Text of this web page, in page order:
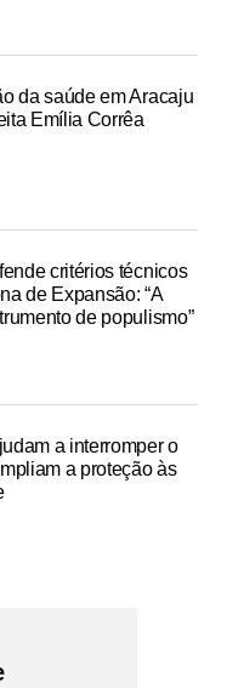
da saúde em Aracaju
Emília Corrêa
critérios técnicos
de Expansão: “A
de populismo”
a interromper o
a proteção às